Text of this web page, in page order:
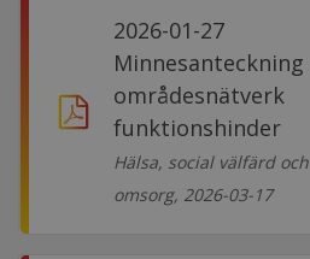
2026-01-27
Minnesanteckning
områdesnätverk
funktionshinder
Hälsa, social välfärd och
omsorg, 2026-03-17